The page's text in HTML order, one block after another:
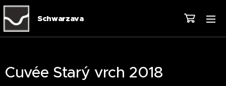
Schwarzava
Cuvée Starý vrch 2018